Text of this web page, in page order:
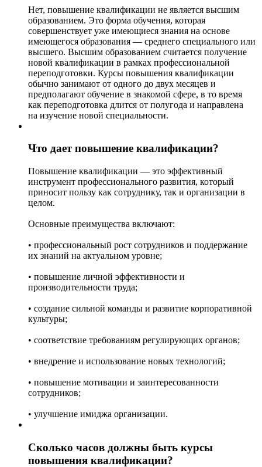
Нет, повышение квалификации не является высшим
образованием. Это форма обучения, которая
совершенствует уже имеющиеся знания на основе
имеющегося образования — среднего специального или
высшего. Высшим образованием считается получение
новой квалификации в рамках профессиональной
переподготовки. Курсы повышения квалификации
обычно занимают от одного до двух месяцев и
предполагают обучение в знакомой сфере, в то время
как переподготовка длится от полугода и направлена
на изучение новой специальности.
Что дает повышение квалификации?
Повышение квалификации — это эффективный
инструмент профессионального развития, который
приносит пользу как сотруднику, так и организации в
целом.
Основные преимущества включают:
• профессиональный рост сотрудников и поддержание
их знаний на актуальном уровне;
• повышение личной эффективности и
производительности труда;
• создание сильной команды и развитие корпоративной
культуры;
• соответствие требованиям регулирующих органов;
• внедрение и использование новых технологий;
• повышение мотивации и заинтересованности
сотрудников;
• улучшение имиджа организации.
Сколько часов должны быть курсы
повышения квалификации?